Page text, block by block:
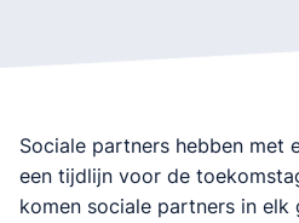
Sociale partners hebben met
een tijdlijn voor de
komen sociale partners in elk